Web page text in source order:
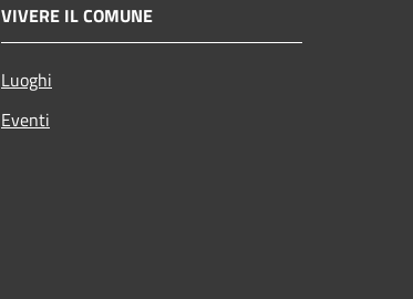
VIVERE IL COMUNE
Luoghi
Eventi